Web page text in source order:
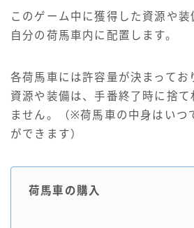
このゲーム中に獲得した資源や装
自分の荷馬車内に配置します。
各荷馬車には許容量が決まってお
資源や装備は、手番終了時に捨
ません。（※荷馬車の中身はいつ
ができます）
荷馬車の購入